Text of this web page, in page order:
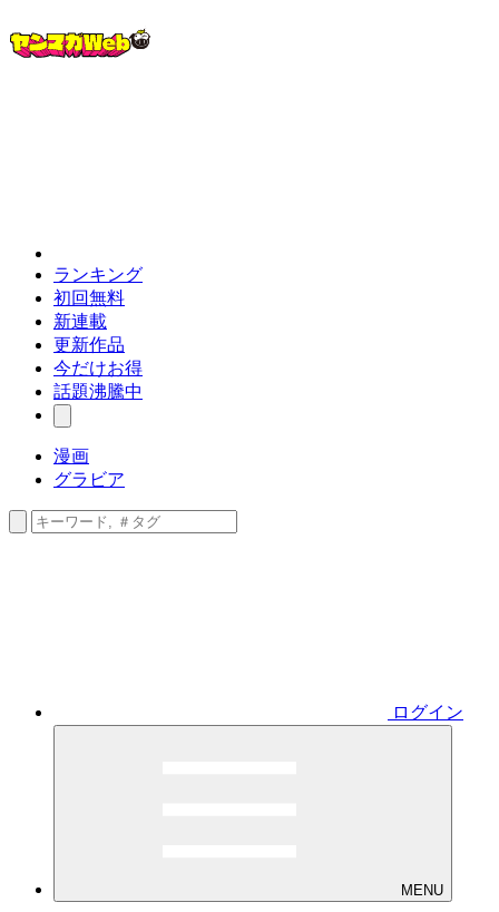
ランキング
初回無料
新連載
更新作品
今だけお得
話題沸騰中
漫画
グラビア
ログイン
MENU